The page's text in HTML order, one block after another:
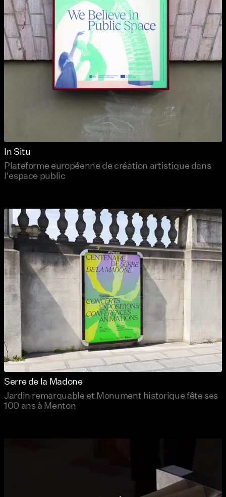
In Situ
Plateforme européenne de création artistique dans
l'espace public
Serre de la Madone
Jardin remarquable et Monument historique fête ses
100 ans à Menton